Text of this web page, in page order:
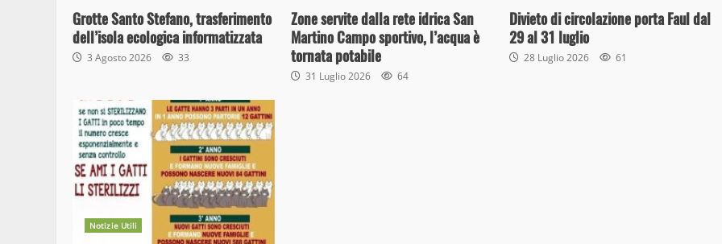
Grotte Santo Stefano, trasferimento
dell’isola ecologica informatizzata
3 Agosto 2026 33
Zone servite dalla rete idrica San
Martino Campo sportivo, l’acqua è
tornata potabile
31 Luglio 2026 64
Divieto di circolazione porta Faul dal
29 al 31 luglio
28 Luglio 2026 61
Notizie Utili